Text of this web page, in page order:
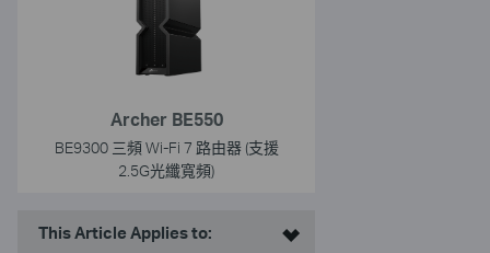
Archer BE550
BE9300 三頻 Wi-Fi 7 路由器 (支援
2.5G光纖寬頻)
This Article Applies to: